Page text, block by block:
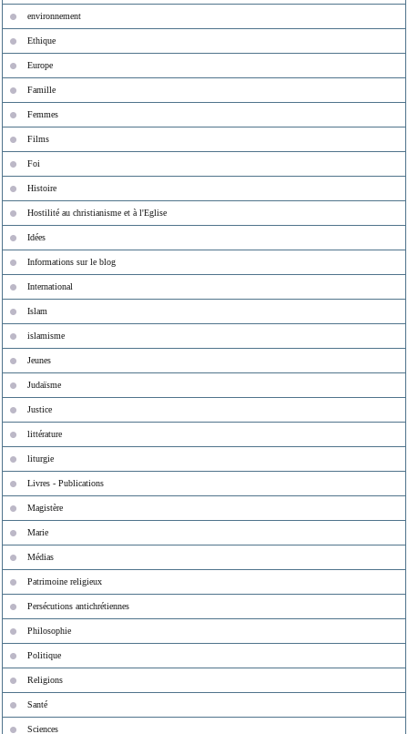
environnement
Ethique
Europe
Famille
Femmes
Films
Foi
Histoire
Hostilité au christianisme et à l'Eglise
Idées
Informations sur le blog
International
Islam
islamisme
Jeunes
Judaïsme
Justice
littérature
liturgie
Livres - Publications
Magistère
Marie
Médias
Patrimoine religieux
Persécutions antichrétiennes
Philosophie
Politique
Religions
Santé
Sciences